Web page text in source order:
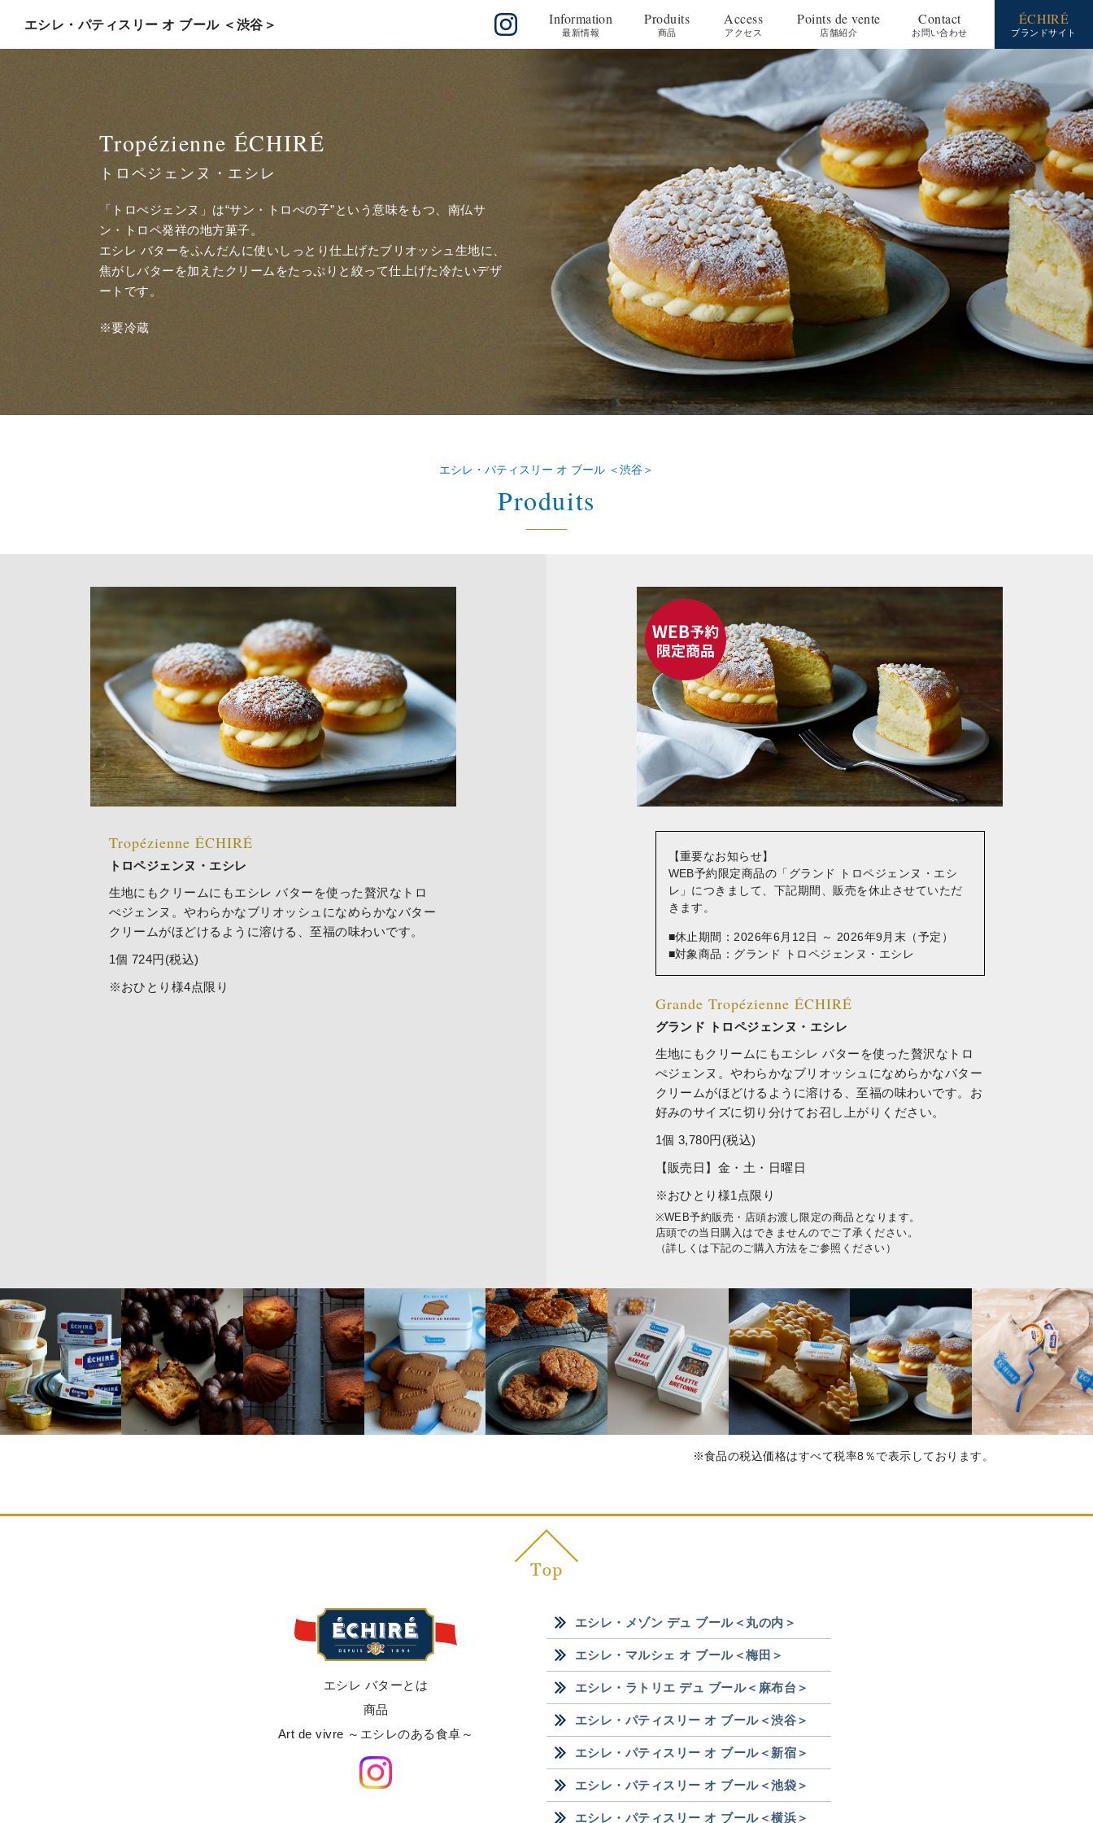
エシレ・パティスリー オ ブール ＜渋谷＞ Information
(最新情報
Produits
商品
Access
アクセス
Points de vente
店舗紹介
Contact
お問い合わせ
ÉCHIRÉ
ブランドサイト
Tropézienne ÉCHIRÉ
トロペジェンヌ・エシレ
「トロぺジェンヌ」は“サン・トロぺの子”という意味をもつ、南仏サ
ン・トロペ発祥の地方菓子。
エシレ バターをふんだんに使いしっとり仕上げたブリオッシュ生地に、
焦がしバターを加えたクリームをたっぷりと絞って仕上げた冷たいデザ
ートです。
※要冷蔵
エシレ・パティスリー オ ブール ＜渋谷＞
Produits
Tropézienne ÉCHIRÉ
トロペジェンヌ・エシレ
生地にもクリームにもエシレ バターを使った贅沢なトロ
ぺジェンヌ。やわらかなブリオッシュになめらかなバター
クリームがほどけるように溶ける、至福の味わいです。
1個 724円(税込)
※おひとり様4点限り
【重要なお知らせ】
WEB予約限定商品の「グランド トロペジェンヌ・エシ
レ」につきまして、下記期間、販売を休止させていただ
きます。
■休止期間：2026年6月12日 ～ 2026年9月末（予定）
■対象商品：グランド トロペジェンヌ・エシレ
Grande Tropézienne ÉCHIRÉ
グランド トロペジェンヌ・エシレ
生地にもクリームにもエシレ バターを使った贅沢なトロ
ぺジェンヌ。やわらかなブリオッシュになめらかなバター
クリームがほどけるように溶ける、至福の味わいです。お
好みのサイズに切り分けてお召し上がりください。
1個 3,780円(税込)
【販売日】金・土・日曜日
※おひとり様1点限り
※WEB予約販売・店頭お渡し限定の商品となります。
店頭での当日購入はできませんのでご了承ください。
（詳しくは下記のご購入方法をご参照ください）
※食品の税込価格はすべて税率8％で表示しております。
エシレ バターとは
商品
Art de vivre ～エシレのある食卓～
エシレ・メゾン デュ ブール＜丸の内＞
エシレ・マルシェ オ ブール＜梅田＞
エシレ・ラトリエ デュ ブール＜麻布台＞
エシレ・パティスリー オ ブール＜渋谷＞
エシレ・パティスリー オ ブール＜新宿＞
エシレ・パティスリー オ ブール＜池袋＞
エシレ・パティスリー オ ブール＜横浜＞